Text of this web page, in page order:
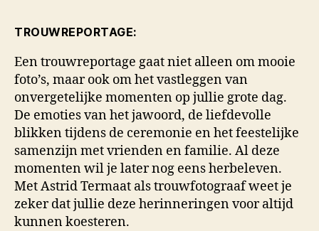
TROUWREPORTAGE:
Een trouwreportage gaat niet alleen om mooie
foto’s, maar ook om het vastleggen van
onvergetelijke momenten op jullie grote dag.
De emoties van het jawoord, de liefdevolle
blikken tijdens de ceremonie en het feestelijke
samenzijn met vrienden en familie. Al deze
momenten wil je later nog eens herbeleven.
Met Astrid Termaat als trouwfotograaf weet je
zeker dat jullie deze herinneringen voor altijd
kunnen koesteren.